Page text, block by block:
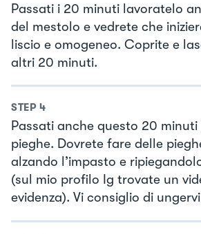
Passati i 20 minuti lavoratelo
del mestolo e vedrete che
liscio e omogeneo. Coprite e
altri 20 minuti.
STEP 4
Passati anche questo 20
pieghe. Dovrete fare delle
alzando l’impasto e
(sul mio profilo Ig trovate un
evidenza). Vi consiglio di